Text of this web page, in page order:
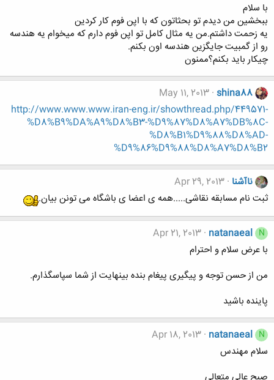
با سلام
ببخشین من دیدم تو بحثاتون که با اپن فوم کار کردین
یه زحمت داشتم.من یه مثال کامل تو اپن فوم دارم که میخوام یه هندسه
رو از گمبیت جایگزین هندسه اون بکنم.
چیکار باید بکنم؟ممنون
shina88
May 11, 2013
http://www.www.www.iran-eng.ir/showthread.php/449571-
%D8%B9%DA%A9%D8%B3-%D9%87%D8%A7%DB%8C-
%D8%B1%D9%88%D8%AD-
%D9%86%D9%88%D8%A7%D8%B2
ناآشنا Apr 29, 2013
ثبت نام مسابقه نقاشی.....همه ی اعضا ی باشگاه می تونن بیان.
N
natanaeal
Apr 21, 2013
با عرض سلام و احترام
من از حسن توجه و پیگیری پیغام بنده بینهایت از شما سپاسگذارم.
پاینده باشید
N
natanaeal
Apr 18, 2013
سلام مهندس